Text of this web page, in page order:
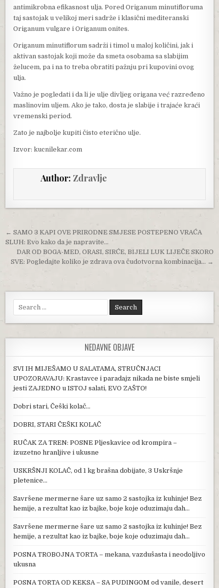
antimikrobna efikasnost ulja. Pored Origanum minutifloruma
taj sastojak u velikoj meri sadrže i klasični mediteranski
Origanum vulgare i Origanum onites.
Origanum minutiflorum sadrži i timol u maloj količini, jak i
aktivan sastojak koji može da smeta osobama sa slabijim
želucem, pa i na to treba obratiti pažnju pri kupovini ovog
ulja.
Važno je pogledati i da li je ulje divljeg origana već razređeno
maslinovim uljem. Ako je tako, dosta je slabije i trajaće kraći
vremenski period.
Zato je najbolje kupiti čisto eterično ulje.
Izvor: kucnilekar.com
Author: Zdravlje
Post navigation
← SAMO 3 KAPI OVE PRIRODNE SMJESE POSTEPENO VRAĆA
SLUH: Evo kako da je napravite…
DAR OD BOGA-MED, ORASI, SIRĆE, BIJELI LUK LIJEČE SKORO
SVE: Pogledajte koliko je zdrava ova čudotvorna kombinacija… →
Search for:
NEDAVNE OBJAVE
SVI IH MIJEŠAMO U SALATAMA, STRUČNJACI
UPOZORAVAJU: Krastavce i paradajz nikada ne biste smjeli
jesti ZAJEDNO u ISTOJ salati, EVO ZAŠTO!
Dobri stari, Češki kolač…
DOBRI, STARI ČEŠKI KOLAČ
RUČAK ZA TREN: POSNE Pljeskavice od krompira –
izuzetno hranljive i ukusne
USKRŠNJI KOLAČ, od 1 kg brašna dobijate, 3 Uskršnje
pletenice…
Savršene mermerne šare uz samo 2 sastojka iz kuhinje! Bez
hemije, a rezultat kao iz bajke, boje koje oduzimaju dah…
Savršene mermerne šare uz samo 2 sastojka iz kuhinje! Bez
hemije, a rezultat kao iz bajke, boje koje oduzimaju dah…
POSNA TROBOJNA TORTA – mekana, vazdušasta i neodoljivo
ukusna
POSNA TORTA OD KEKSA – SA PUDINGOM od vanile, desert